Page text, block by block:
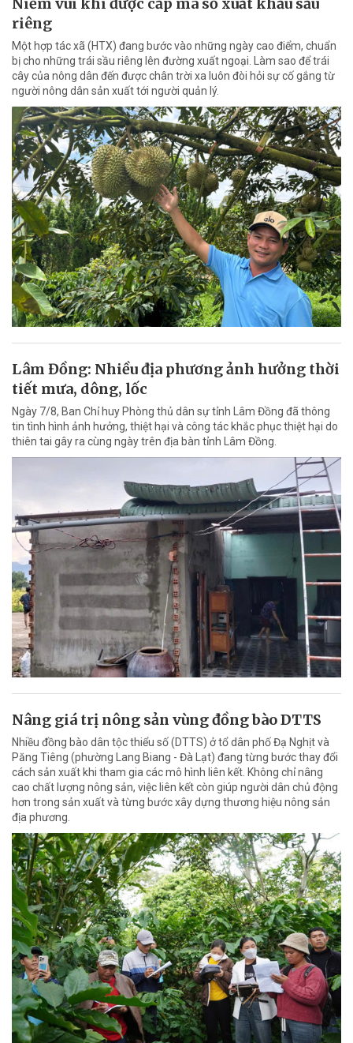
Niềm vui khi được cấp mã số xuất khẩu sầu
riêng
Một hợp tác xã (HTX) đang bước vào những ngày cao điểm, chuẩn
bị cho những trái sầu riêng lên đường xuất ngoại. Làm sao để trái
cây của nông dân đến được chân trời xa luôn đòi hỏi sự cố gắng từ
người nông dân sản xuất tới người quản lý.
Lâm Đồng: Nhiều địa phương ảnh hưởng thời
tiết mưa, dông, lốc
Ngày 7/8, Ban Chỉ huy Phòng thủ dân sự tỉnh Lâm Đồng đã thông
tin tình hình ảnh hưởng, thiệt hại và công tác khắc phục thiệt hại do
thiên tai gây ra cùng ngày trên địa bàn tỉnh Lâm Đồng.
Nâng giá trị nông sản vùng đồng bào DTTS
Nhiều đồng bào dân tộc thiểu số (DTTS) ở tổ dân phố Đạ Nghịt và
Păng Tiêng (phường Lang Biang - Đà Lạt) đang từng bước thay đổi
cách sản xuất khi tham gia các mô hình liên kết. Không chỉ nâng
cao chất lượng nông sản, việc liên kết còn giúp người dân chủ động
hơn trong sản xuất và từng bước xây dựng thương hiệu nông sản
địa phương.